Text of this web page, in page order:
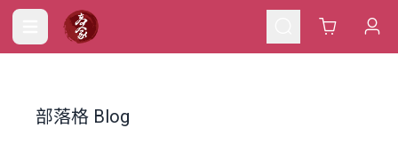
Cart
部落格 Blog